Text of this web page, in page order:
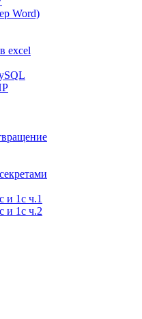
Word)
excel
и 1с ч.1
и 1с ч.2